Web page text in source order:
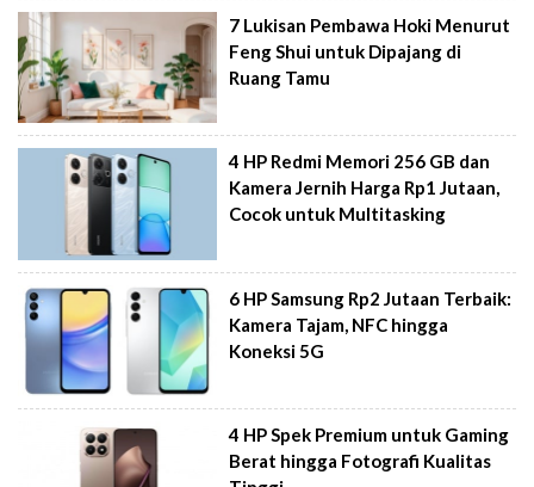
7 Lukisan Pembawa Hoki Menurut
Feng Shui untuk Dipajang di
Ruang Tamu
4 HP Redmi Memori 256 GB dan
Kamera Jernih Harga Rp1 Jutaan,
Cocok untuk Multitasking
6 HP Samsung Rp2 Jutaan Terbaik:
Kamera Tajam, NFC hingga
Koneksi 5G
4 HP Spek Premium untuk Gaming
Berat hingga Fotografi Kualitas